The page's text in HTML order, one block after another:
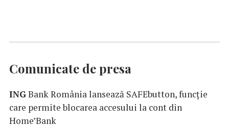
Comunicate de presa
INGBank România lansează SAFEbutton, funcţie
care permite blocarea accesului la cont din
Home’Bank